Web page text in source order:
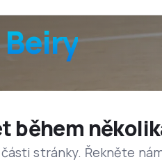
během
stránky. Řekněte